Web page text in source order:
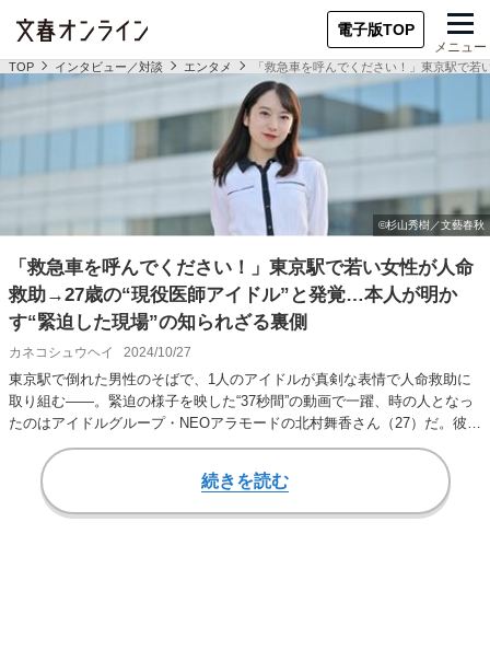
電子版TOP
メニュー
TOP インタビュー／対談 エンタメ 「救急車を呼んでください！」東京駅で
「救急車を呼んでください！」東京駅で若い女性が人命
救助→27歳の“現役医師アイドル”と発覚…本人が明か
す“緊迫した現場”の知られざる裏側
カネコシュウヘイ 2024/10/27
東京駅で倒れた男性のそばで、1人のアイドルが真剣な表情で人命救助に
取り組む――。緊迫の様子を映した“37秒間”の動画で一躍、時の人となっ
たのはアイドルグループ・NEOアラモードの北村舞香さん（27）だ。彼女
は、世に…
続きを読む